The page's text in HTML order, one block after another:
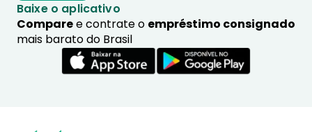
Baixe o aplicativo
Comparee contrate o empréstimo consignado
mais barato do Brasil